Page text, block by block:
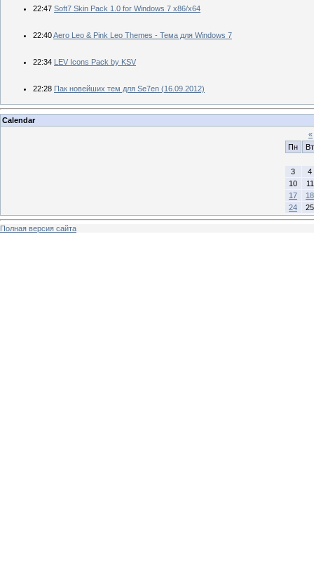
22:47 Soft7 Skin Pack 1.0 for Windows 7 x86/x64
22:40Aero Leo & Pink Leo Themes - Тема для Windows 7
22:34 LEV Icons Pack by KSV
22:28 Пак новейших тем для Se7en (16.09.2012)
Calendar
«
Пн
Вт
3
4
10
11
17
18
24
25
Полная версия сайта